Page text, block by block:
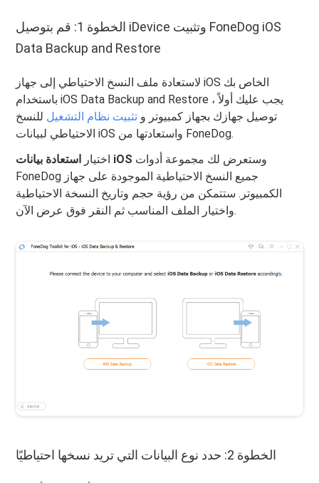
الخطوة 1: قم بتوصيل iDevice وتثبيت FoneDog iOS
Data Backup and Restore
لاستعادة ملف النسخ الاحتياطي إلى جهاز iOS الخاص بك
باستخدام iOS Data Backup and Restore ، يجب عليك أولاً
توصيل جهازك بجهاز كمبيوتر و تثبيت نظام التشغيل للنسخ
الاحتياطي لبيانات iOS واستعادتها من FoneDog.
اختيار استعادة بيانات iOS
FoneDog جميع النسخ الاحتياطية الموجودة على جهاز
الكمبيوتر. ستتمكن من رؤية حجم وتاريخ النسخة الاحتياطية
واختيار الملف المناسب ثم النقر فوق عرض الآن.
الخطوة 2: حدد نوع البيانات التي تريد نسخها احتياطيًا